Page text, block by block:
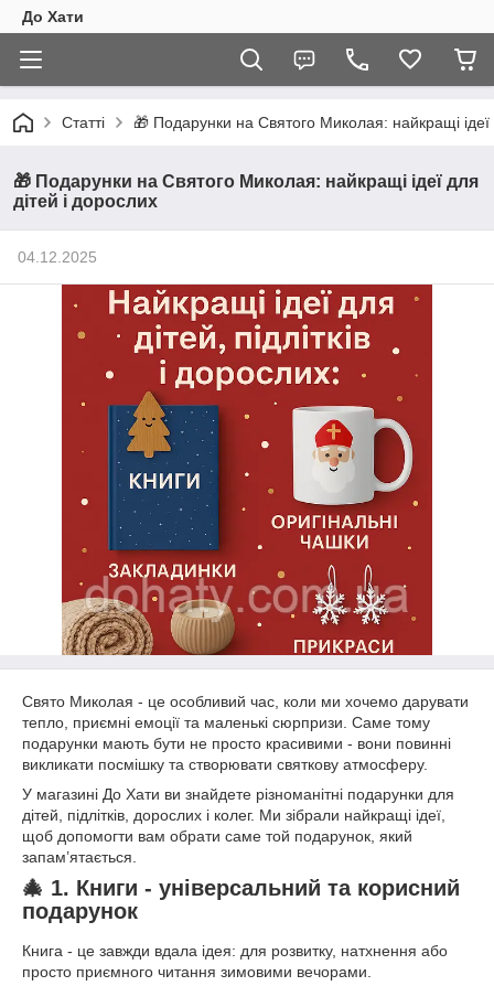
До Хати
Статті 🎁 Подарунки на Святого Миколая: найкращі ідеї
🎁 Подарунки на Святого Миколая: найкращі ідеї для
дітей і дорослих
04.12.2025
Свято Миколая - це особливий час, коли ми хочемо дарувати
тепло, приємні емоції та маленькі сюрпризи. Саме тому
подарунки мають бути не просто красивими - вони повинні
викликати посмішку та створювати святкову атмосферу.
У магазині До Хати ви знайдете різноманітні подарунки для
дітей, підлітків, дорослих і колег. Ми зібрали найкращі ідеї,
щоб допомогти вам обрати саме той подарунок, який
запам’ятається.
🎄 1. Книги - універсальний та корисний
подарунок
Книга - це завжди вдала ідея: для розвитку, натхнення або
просто приємного читання зимовими вечорами.